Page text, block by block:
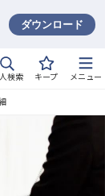
ダウンロード
検索 キープ メニュー